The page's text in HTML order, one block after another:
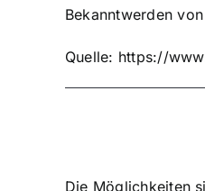
Bekanntwerden
Quelle: https://
Die Möglichkeiten